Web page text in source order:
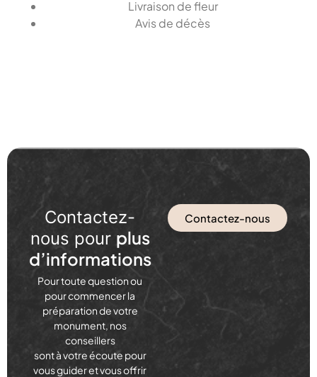
Livraison de fleur
Avis de décès
Contactez-
nous pour plus
d’informations
Pour toute question ou
pour commencer la
préparation de votre
monument, nos
conseillers
sont à votre écoute pour
vous guider et vous offrir
Contactez-nous